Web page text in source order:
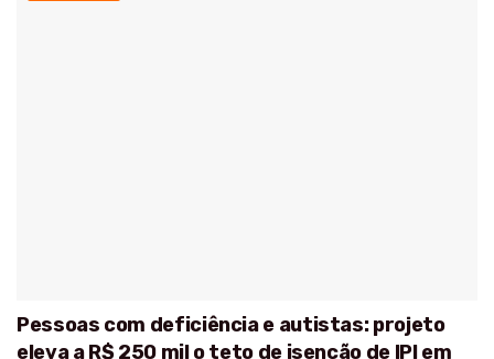
Pessoas com deficiência e autistas: projeto
eleva a R$ 250 mil o teto de isenção de IPI em